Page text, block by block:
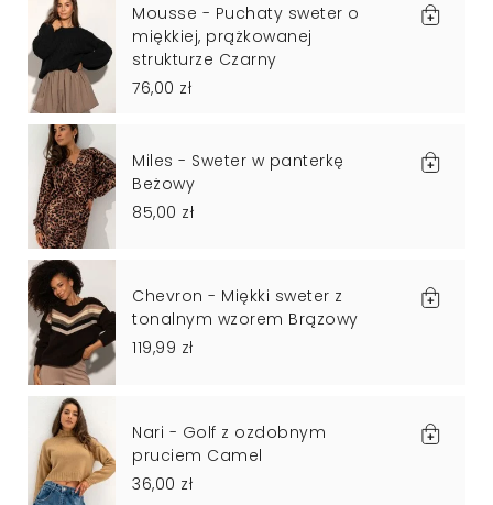
Mousse - Puchaty sweter o
miękkiej, prążkowanej
strukturze Czarny
76,00 zł
Miles - Sweter w panterkę
Beżowy
85,00 zł
Chevron - Miękki sweter z
tonalnym wzorem Brązowy
119,99 zł
Nari - Golf z ozdobnym
pruciem Camel
36,00 zł